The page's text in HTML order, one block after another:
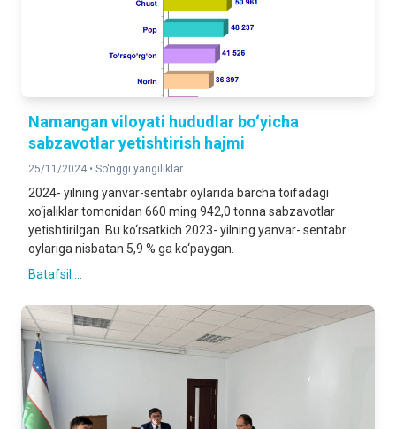
Namangan viloyati hududlar bo‘yicha
sabzavotlar yetishtirish hajmi
25/11/2024 • So'nggi yangiliklar
2024- yilning yanvar-sentabr oylarida barcha toifadagi
xo‘jaliklar tomonidan 660 ming 942,0 tonna sabzavotlar
yetishtirilgan. Bu ko‘rsatkich 2023- yilning yanvar- sentabr
oylariga nisbatan 5,9 % ga ko‘paygan.
Batafsil ...